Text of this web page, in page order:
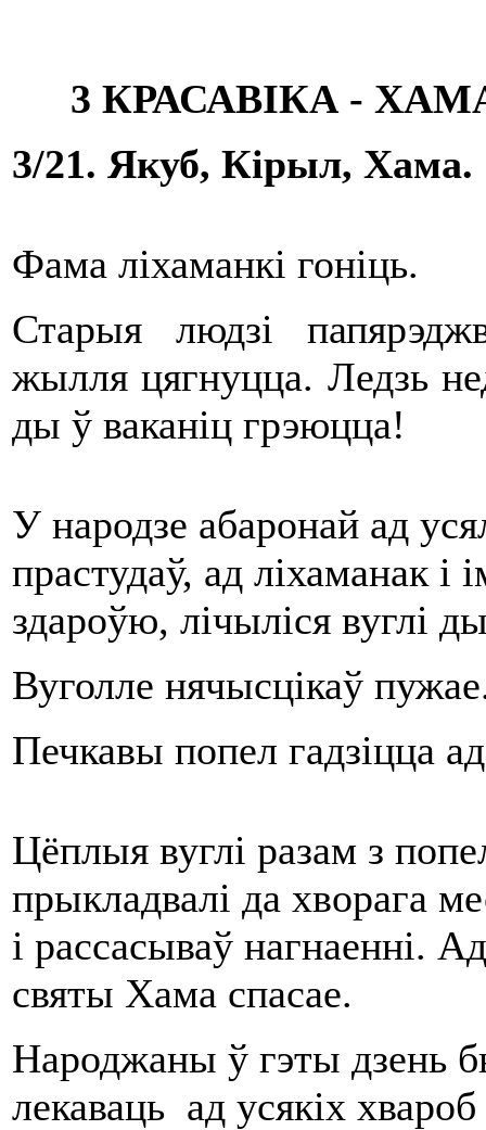
3 КРАСАВІКА -
3/21. Якуб, Кірыл, Хама.
Фама ліхаманкі гоніць.
Старыя людзі
жылля цягнуцца. Ледзь
ды ў ваканіц грэюцца!
У народзе абаронай ад
прастудаў, ад ліхаманак
здароўю, лічыліся вуглі
Вуголле нячысцікаў
Печкавы попел гадзіцца
Цёплыя вуглі разам з
прыкладвалі да хворага
і рассасываў нагнаенні.
святы Хама спасае.
Народжаны ў гэты дзень
лекаваць ад усякіх хвароб